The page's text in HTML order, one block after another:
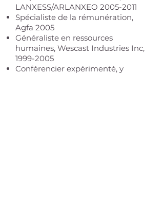
LANXESS/ARLANXEO 2005-2011
Spécialiste de la rémunération,
Agfa 2005
Généraliste en ressources
humaines, Wescast Industries Inc,
1999-2005
Conférencier expérimenté, y